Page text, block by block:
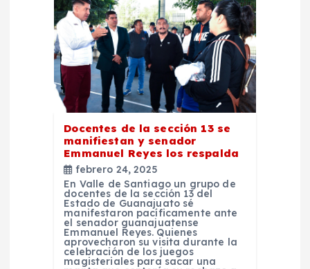
Docentes de la sección 13 se
manifiestan y senador
Emmanuel Reyes los respalda
febrero 24, 2025
En Valle de Santiago un grupo de
docentes de la sección 13 del
Estado de Guanajuato sé
manifestaron pacíficamente ante
el senador guanajuatense
Emmanuel Reyes. Quienes
aprovecharon su visita durante la
celebración de los juegos
magisteriales para sacar una